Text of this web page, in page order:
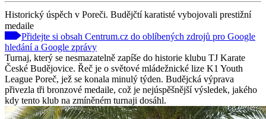
Historický úspěch v Poreči. Budějčtí karatisté vybojovali prestižní
medaile
Přidejte si obsah Centrum.cz do oblíbených zdrojů pro Google
hledání a Google zprávy
Turnaj, který se nesmazatelně zapíše do historie klubu TJ Karate
České Budějovice. Řeč je o světové mládežnické lize K1 Youth
League Poreč, jež se konala minulý týden. Budějcká výprava
přivezla tři bronzové medaile, což je nejúspěšnější výsledek, jakého
kdy tento klub na zmíněném turnaji dosáhl.